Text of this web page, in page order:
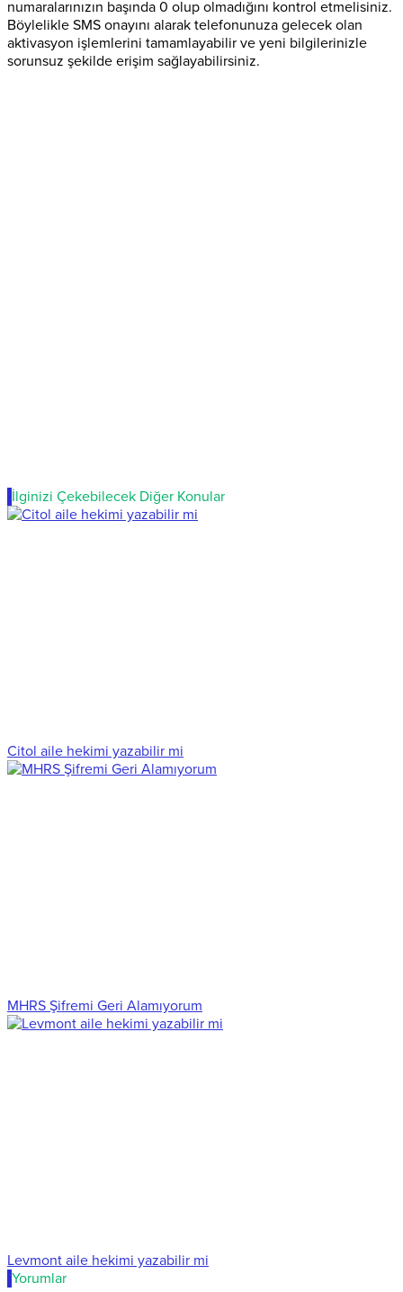
numaralarınızın başında 0 olup olmadığını kontrol etmelisiniz.
Böylelikle SMS onayını alarak telefonunuza gelecek olan
aktivasyon işlemlerini tamamlayabilir ve yeni bilgilerinizle
sorunsuz şekilde erişim sağlayabilirsiniz.
İlginizi Çekebilecek Diğer Konular
Citol aile hekimi yazabilir mi
MHRS Şifremi Geri Alamıyorum
Levmont aile hekimi yazabilir mi
Yorumlar